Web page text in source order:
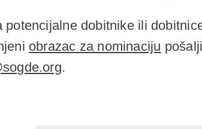
potencijalne dobitnike ili
obrazac za nominaciju
.